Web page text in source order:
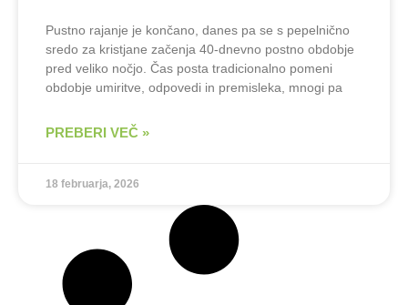
Pustno rajanje je končano, danes pa se s pepelnično
sredo za kristjane začenja 40-dnevno postno obdobje
pred veliko nočjo. Čas posta tradicionalno pomeni
obdobje umiritve, odpovedi in premisleka, mnogi pa
PREBERI VEČ »
18 februarja, 2026